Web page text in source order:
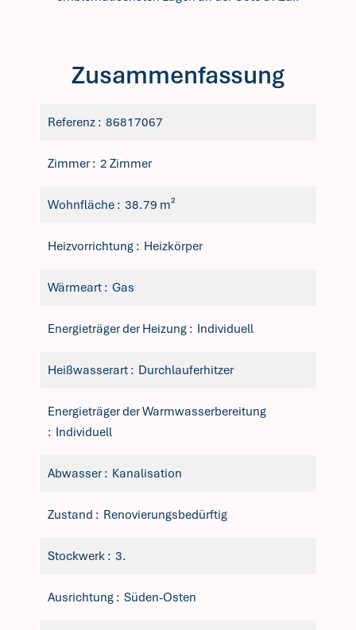
Zusammenfassung
Referenz 86817067
Zimmer 2 Zimmer
Wohnfläche 38.79 m²
Heizvorrichtung Heizkörper
Wärmeart Gas
Energieträger der Heizung Individuell
Heißwasserart Durchlauferhitzer
Energieträger der Warmwasserbereitung
Individuell
Abwasser Kanalisation
Zustand Renovierungsbedürftig
Stockwerk 3.
Ausrichtung Süden-Osten